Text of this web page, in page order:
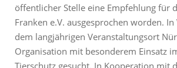
öffentlicher Stelle eine Empfehlung für
Franken e.V. ausgesprochen worden.
dem langjährigen Veranstaltungsort
Organisation mit besonderem Einsatz